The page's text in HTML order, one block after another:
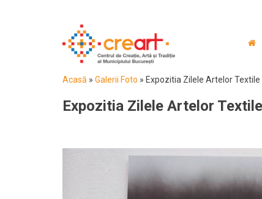
Acasă » Galerii Foto » Expozitia Zilele Artelor Textile
Expozitia Zilele Artelor